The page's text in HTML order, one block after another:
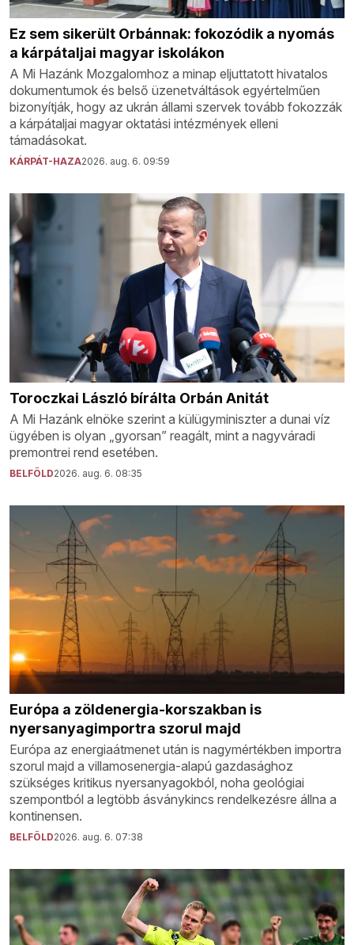
Ez sem sikerült Orbánnak: fokozódik a nyomás
a kárpátaljai magyar iskolákon
A Mi Hazánk Mozgalomhoz a minap eljuttatott hivatalos
dokumentumok és belső üzenetváltások egyértelműen
bizonyítják, hogy az ukrán állami szervek tovább fokozzák
a kárpátaljai magyar oktatási intézmények elleni
támadásokat.
KÁRPÁT-HAZA2026. aug. 6. 09:59
Toroczkai László bírálta Orbán Anitát
A Mi Hazánk elnöke szerint a külügyminiszter a dunai víz
ügyében is olyan „gyorsan” reagált, mint a nagyváradi
premontrei rend esetében.
BELFÖLD2026. aug. 6. 08:35
Európa a zöldenergia-korszakban is
nyersanyagimportra szorul majd
Európa az energiaátmenet után is nagymértékben importra
szorul majd a villamosenergia-alapú gazdasághoz
szükséges kritikus nyersanyagokból, noha geológiai
szempontból a legtöbb ásványkincs rendelkezésre állna a
kontinensen.
BELFÖLD2026. aug. 6. 07:38